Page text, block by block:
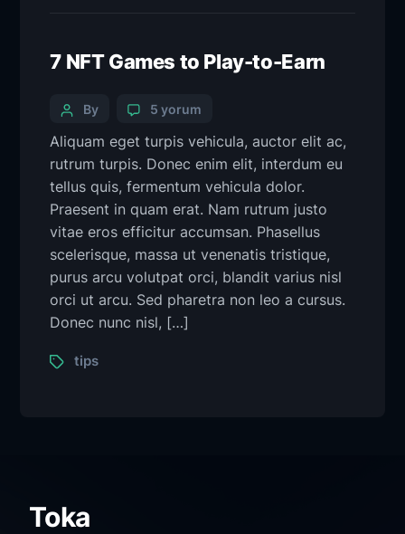
7 NFT Games to Play-to-Earn
By 5 yorum
Aliquam eget turpis vehicula, auctor elit ac,
rutrum turpis. Donec enim elit, interdum eu
tellus quis, fermentum vehicula dolor.
Praesent in quam erat. Nam rutrum justo
vitae eros efficitur accumsan. Phasellus
scelerisque, massa ut venenatis tristique,
purus arcu volutpat orci, blandit varius nisl
orci ut arcu. Sed pharetra non leo a cursus.
Donec nunc nisl, […]
tips
Toka